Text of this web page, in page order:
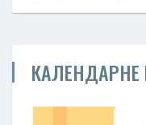
КАЛЕНДАРНЕ